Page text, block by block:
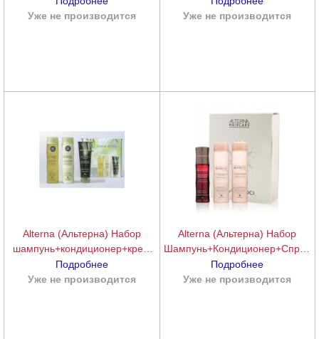
Straight AM/PM Starter Kit),
подробнее
Уже не производится
подробнее
Уже не производится
Alterna (Альтерна) Набор
шампунь+кондиционер+крем
для сияния и блеска (Bamboo
Shine Bright Valentine’s Day Set),
подробнее
Подробнее
Уже не производится
Alterna (Альтерна) Набор
Шампунь+Кондиционер+Спрей
для объема (Bamboo Volume
Trio), 625 мл. подробнее
Подробнее
Уже не производится